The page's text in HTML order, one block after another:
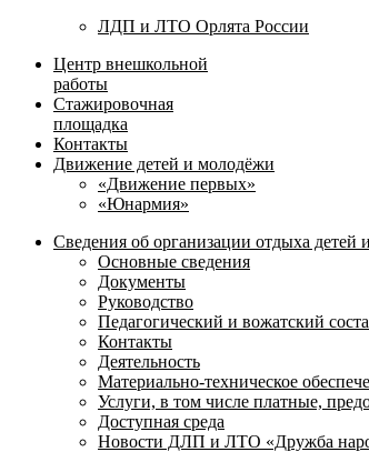
ЛДП и ЛТО Орлята России
Центр внешкольной
работы
Стажировочная
площадка
Контакты
Движение детей и молодёжи
«Движение первых»
«Юнармия»
Сведения об организации отдыха детей
Основные сведения
Документы
Руководство
Педагогический и вожатский
Контакты
Деятельность
Материально-техническое
Услуги, в том числе платные,
Доступная среда
Новости ДЛП и ЛТО «Дружба